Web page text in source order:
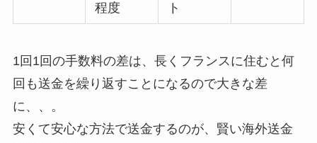
程度
ト
1回1回の手数料の差は、長くフランスに住むと何
回も送金を繰り返すことになるので大きな差
に、、。
安くて安心な方法で送金するのが、賢い海外送金